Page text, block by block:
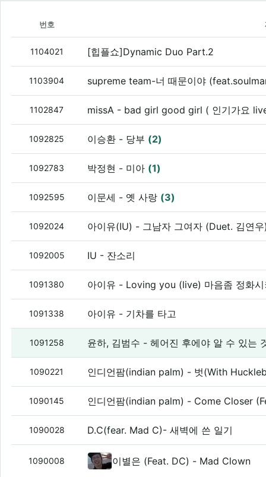
번호
1104021 [힙플쇼]Dynamic Duo Part.2
1103904 supreme team-너 때문이야
1102847 missA - bad girl good girl ( 인기가요
1092825 이승환 - 당부 (2)
1092783 박정현 - 미아 (1)
1092595 이문세 - 옛 사랑 (3)
1092024 아이유(IU) - 그남자 그여자 (Duet. 김연우)
1092005 IU - 잔소리
1091380 아이유 - Loving you (live) 마음좀 정화시
1091338 아이유 - 기차를 타고
1091258 윤하, 김범수 - 헤어진 후에야 알 수 있는
1090221 인디언팜(indian palm) - 벗(With
1090145 인디언팜(indian palm) - Come Closer
1090028 D.C(fear. Mad C)- 새벽에 쓴 일기
1090008 이별은 (Feat. DC) - Mad Clown